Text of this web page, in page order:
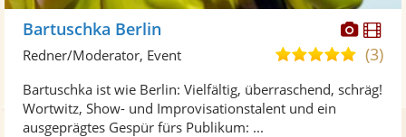
Fotos
Bartuschka Berlin
4,9
5
(3)
Redner/Moderator, Event
Bartuschka ist wie Berlin: Vielfältig, überraschend, schräg!
Wortwitz, Show- und Improvisationstalent und ein
ausgeprägtes Gespür fürs Publikum: ...